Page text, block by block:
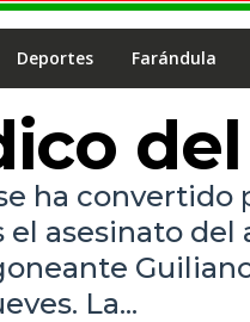
Deportes Farándula
ha convertido
asesinato
La...